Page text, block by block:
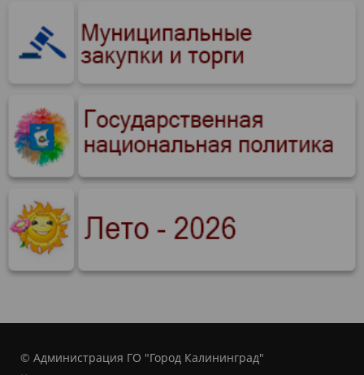
© Администрация ГО "Город Калининград"